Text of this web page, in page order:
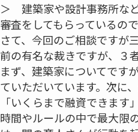
＞ 建築家や設計事務所な
審査をしてもらっているの
さて、今回のご相談ですが
前の有名な裁きですが、３
まず、建築家についてです
ていただいています。次に
「いくらまで融資できま
時間やルールの中で最大限